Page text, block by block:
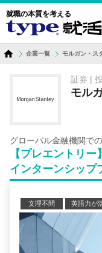
就職の本質を考える
企業一覧 モルガン・ス
証券 |
モル
グローバル金融機関で
【プレエントリ
インターンシップ
文理不問 英語力が